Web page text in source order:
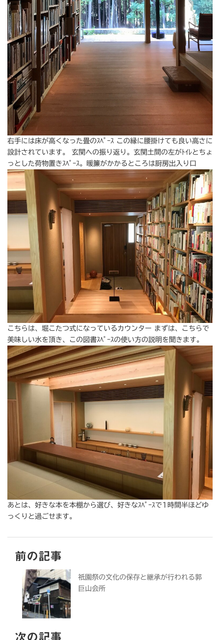
右手には床が高くなった畳のｽﾍﾟｰｽ この縁に腰掛けても良い高さに
設計されています。 玄関への振り返り。玄関土間の左がﾄｲﾚとちょ
っとした荷物置きｽﾍﾟｰｽ。暖簾がかかるところは厨房出入り口
こちらは、堀こたつ式になっているカウンター まずは、こちらで
美味しい水を頂き、この図書ｽﾍﾟｰｽの使い方の説明を聞きます。
あとは、好きな本を本棚から選び、好きなｽﾍﾟｰｽで1時間半ほどゆ
っくりと過ごせます。
前の記事
祇園祭の文化の保存と継承が行われる郭
巨山会所
次の記事